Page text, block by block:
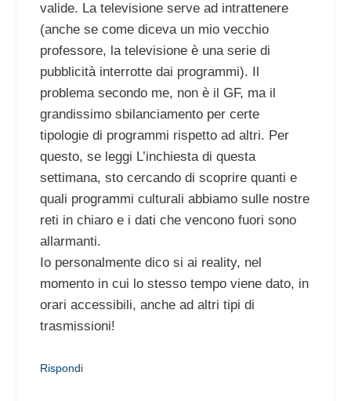
valide. La televisione serve ad intrattenere
(anche se come diceva un mio vecchio
professore, la televisione è una serie di
pubblicità interrotte dai programmi). Il
problema secondo me, non è il GF, ma il
grandissimo sbilanciamento per certe
tipologie di programmi rispetto ad altri. Per
questo, se leggi L’inchiesta di questa
settimana, sto cercando di scoprire quanti e
quali programmi culturali abbiamo sulle nostre
reti in chiaro e i dati che vencono fuori sono
allarmanti.
Io personalmente dico si ai reality, nel
momento in cui lo stesso tempo viene dato, in
orari accessibili, anche ad altri tipi di
trasmissioni!
Rispondi